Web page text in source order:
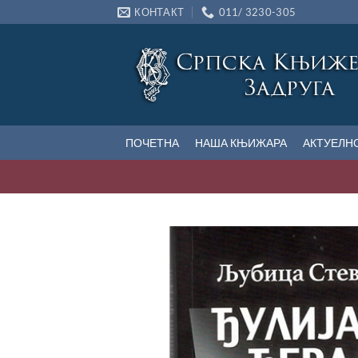
на
КОНТАКТ 011/ 3230-305
ПОЧЕТНА НАША КЊИЖАРА